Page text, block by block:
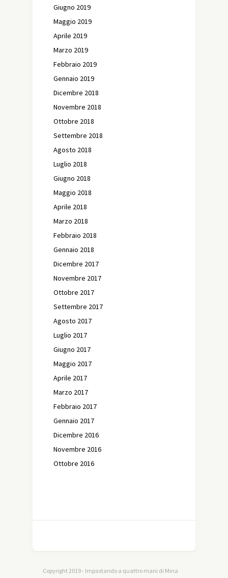
Giugno 2019
Maggio 2019
Aprile 2019
Marzo 2019
Febbraio 2019
Gennaio 2019
Dicembre 2018
Novembre 2018
Ottobre 2018
Settembre 2018
Agosto 2018
Luglio 2018
Giugno 2018
Maggio 2018
Aprile 2018
Marzo 2018
Febbraio 2018
Gennaio 2018
Dicembre 2017
Novembre 2017
Ottobre 2017
Settembre 2017
Agosto 2017
Luglio 2017
Giugno 2017
Maggio 2017
Aprile 2017
Marzo 2017
Febbraio 2017
Gennaio 2017
Dicembre 2016
Novembre 2016
Ottobre 2016
Copyright 2019 - Impastando a quattro mani di Mina